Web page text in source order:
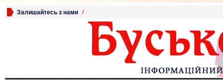
Залишайтесь з нами /